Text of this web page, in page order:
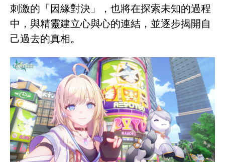
刺激的「因緣對決」，也將在探索未知的過程
中，與精靈建立心與心的連結，並逐步揭開自
己過去的真相。